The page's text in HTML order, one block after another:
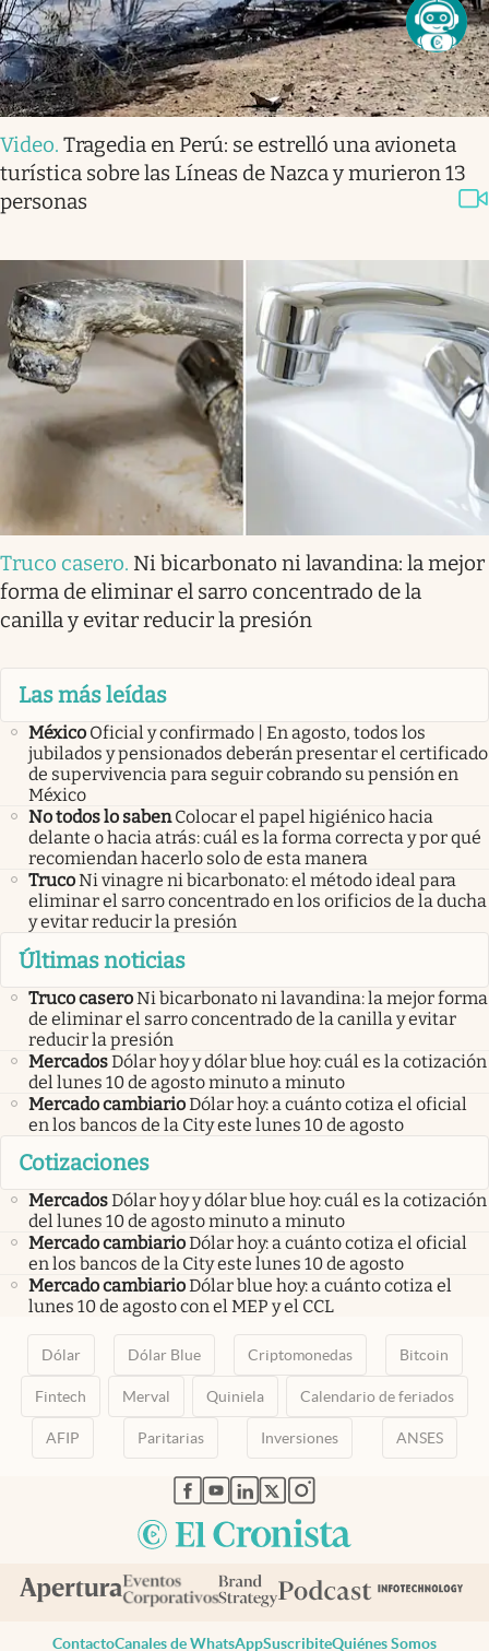
Video. Tragedia en Perú: se estrelló una avioneta
turística sobre las Líneas de Nazca y murieron 13
personas
Truco casero. Ni bicarbonato ni lavandina: la mejor
forma de eliminar el sarro concentrado de la
canilla y evitar reducir la presión
Las más leídas
México Oficial y confirmado | En agosto, todos los
jubilados y pensionados deberán presentar el certificado
de supervivencia para seguir cobrando su pensión en
México
No todos lo saben Colocar el papel higiénico hacia
delante o hacia atrás: cuál es la forma correcta y por qué
recomiendan hacerlo solo de esta manera
TrucoNi vinagre ni bicarbonato: el método ideal para
eliminar el sarro concentrado en los orificios de la ducha
y evitar reducir la presión
Últimas noticias
Truco caseroNi bicarbonato ni lavandina: la mejor forma
de eliminar el sarro concentrado de la canilla y evitar
reducir la presión
MercadosDólar hoy y dólar blue hoy: cuál es la cotización
del lunes 10 de agosto minuto a minuto
Mercado cambiarioDólar hoy: a cuánto cotiza el oficial
en los bancos de la City este lunes 10 de agosto
Cotizaciones
MercadosDólar hoy y dólar blue hoy: cuál es la cotización
del lunes 10 de agosto minuto a minuto
Mercado cambiarioDólar hoy: a cuánto cotiza el oficial
en los bancos de la City este lunes 10 de agosto
Mercado cambiarioDólar blue hoy: a cuánto cotiza el
lunes 10 de agosto con el MEP y el CCL
Dólar Dólar Blue Criptomonedas Bitcoin
Fintech Merval Quiniela Calendario de feriados
AFIP Paritarias Inversiones ANSES
abre en nueva pestaña
abre en nueva pestaña
abre en nueva pestaña
abre en nueva pestaña
abre en nueva pestaña
ContactoCanales de WhatsAppSuscribiteQuiénes Somos